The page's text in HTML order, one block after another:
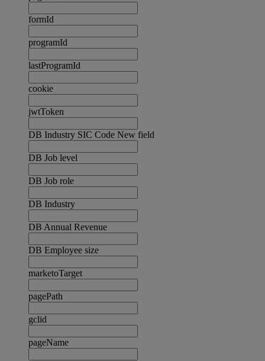
formId
programId
lastProgramId
cookie
jwtToken
DB Industry SIC Code New field
DB Job level
DB Job role
DB Industry
DB Annual Revenue
DB Employee size
marketoTarget
pagePath
gclid
pageName